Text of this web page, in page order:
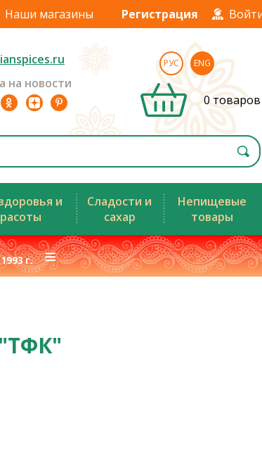
Наши магазины Регистрация
на новости
РУС ENG
0 товаров
и
Сладости и
сахар
Непищевые
товары
г.≡